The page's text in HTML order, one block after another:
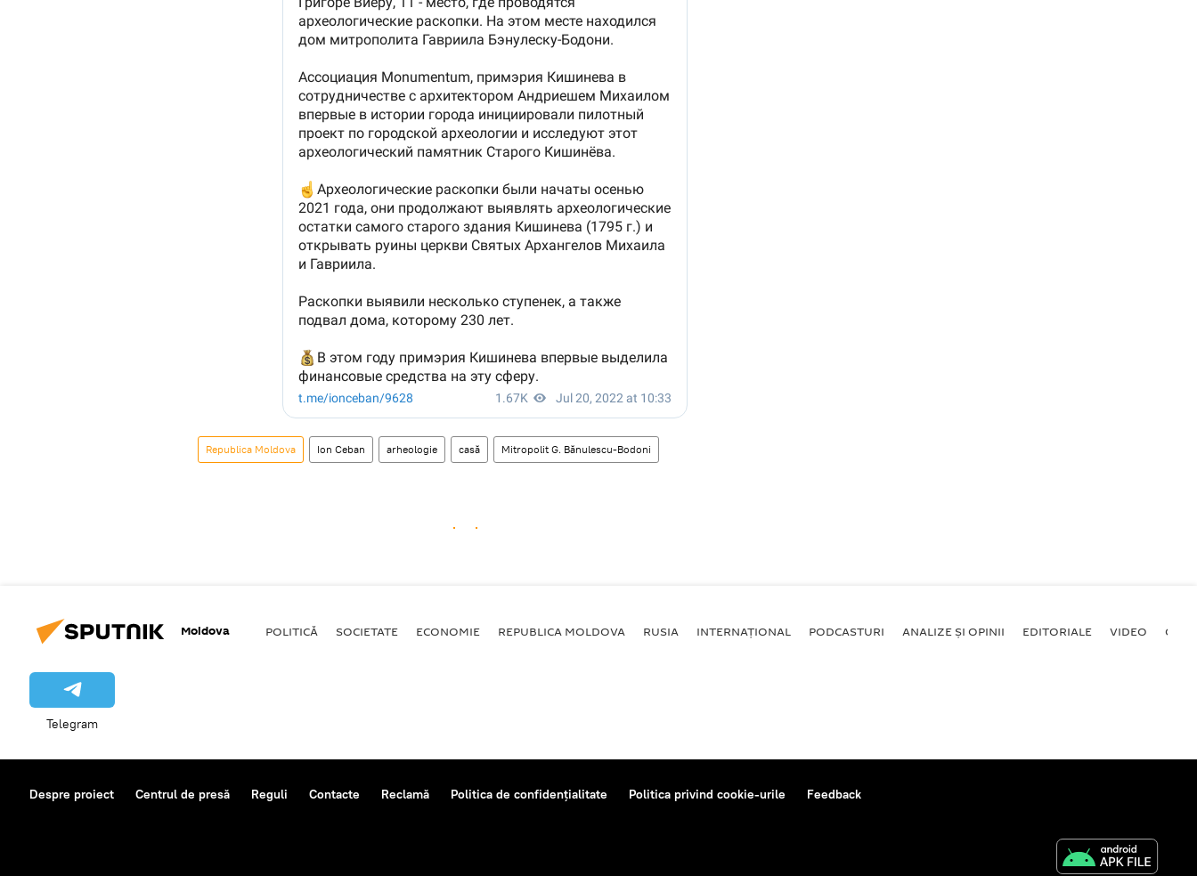
Republica Moldova Ion Ceban arheologie casă Mitropolit G. Bănulescu-Bodoni
Moldova POLITICĂ SOCIETATE ECONOMIE REPUBLICA MOLDOVA RUSIA INTERNAȚIONAL PODCASTURI ANALIZE ȘI OPINII EDITORIALE VIDEO
Telegram
Despre proiect Centrul de presă Reguli Contacte Reclamă Politica de confidențialitate Politica privind cookie-urile Feedback